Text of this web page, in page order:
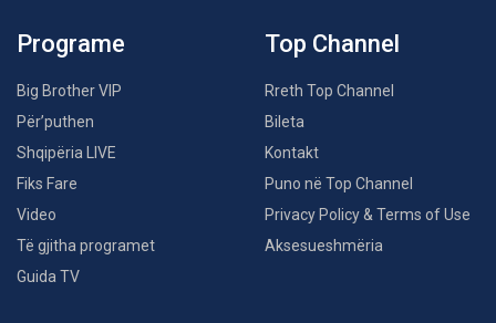
Programe
Big Brother VIP
Për’puthen
Shqipëria LIVE
Fiks Fare
Video
Të gjitha programet
Guida TV
Top Channel
Rreth Top Channel
Bileta
Kontakt
Puno në Top Channel
Privacy Policy & Terms of Use
Aksesueshmëria